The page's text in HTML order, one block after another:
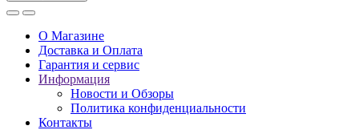
О Магазине
Доставка и Оплата
Гарантия и сервис
Информация
Новости и Обзоры
Политика конфиденциальности
Контакты